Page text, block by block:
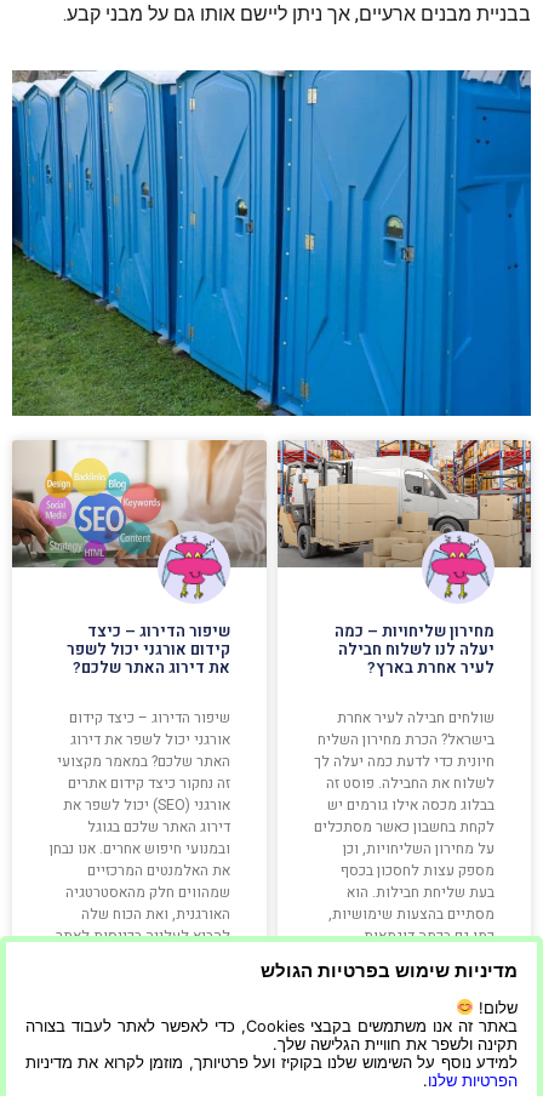
בבניית מבנים ארעיים, אך ניתן ליישם אותו גם על מבני קבע.
מחירון שליחויות – כמה
יעלה לנו לשלוח חבילה
לעיר אחרת בארץ?
שולחים חבילה לעיר אחרת
בישראל? הכרת מחירון השליח
חיונית כדי לדעת כמה יעלה לך
לשלוח את החבילה. פוסט זה
בבלוג מכסה אילו גורמים יש
לקחת בחשבון כאשר מסתכלים
על מחירון השליחויות, וכן
מספק עצות לחסכון בכסף
בעת שליחת חבילות. הוא
מסתיים בהצעות שימושיות,
כמו גם בכמה דוגמאות
קרא עוד »
23/04/2023
שיפור הדירוג – כיצד
קידום אורגני יכול לשפר
את דירוג האתר שלכם?
שיפור הדירוג – כיצד קידום
אורגני יכול לשפר את דירוג
האתר שלכם? במאמר מקצועי
זה נחקור כיצד קידום אתרים
אורגני (SEO) יכול לשפר את
דירוג האתר שלכם בגוגל
ובמנועי חיפוש אחרים. אנו נבחן
את האלמנטים המרכזיים
שמהווים חלק מהאסטרטגיה
האורגנית, ואת הכוח שלה
להביא לעלייה בכניסות לאתר
קרא עוד »
מדיניות שימוש בפרטיות הגולש
שלום!
באתר זה אנו משתמשים בקבצי Cookies, כדי לאפשר לאתר לעבוד בצורה
תקינה ולשפר את חוויית הגלישה שלך.
למידע נוסף על השימוש שלנו בקוקיז ועל פרטיותך, מוזמן לקרוא את מדיניות
הפרטיות שלנו.